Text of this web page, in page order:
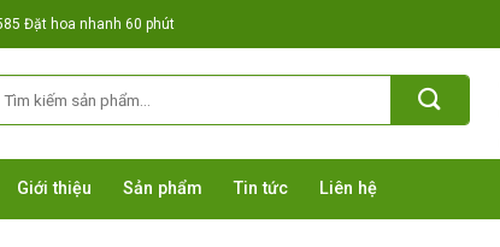
Đặt hoa nhanh 60 phút
Giới thiệu Sản phẩm Tin tức Liên hệ